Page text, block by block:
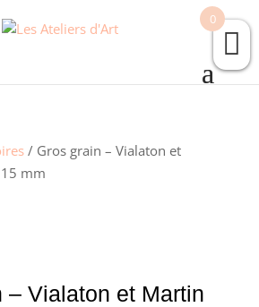
/ Gros grain – Vialaton et
mm
– Vialaton et Martin
0